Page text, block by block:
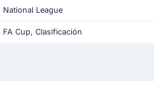
National League
FA Cup, Clasificación